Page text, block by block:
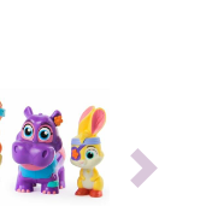
Next